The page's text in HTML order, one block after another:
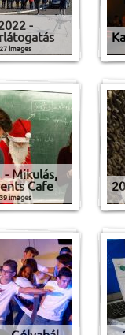
-
27 images
- Mikulás,
Cafe
39 images